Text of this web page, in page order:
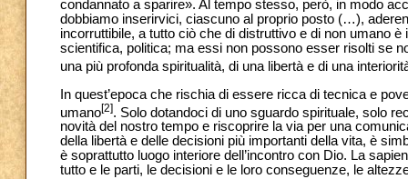
condannato a sparire». Al tempo stesso, però, in modo
dobbiamo inserirvici, ciascuno al proprio posto (…),
incorruttibile, a tutto ciò che di distruttivo e di non umano
scientifica, politica; ma essi non possono esser risolti se
una più profonda spiritualità, di una libertà e di una
In quest’epoca che rischia di essere ricca di tecnica e
umano[2]. Solo dotandoci di uno sguardo spirituale, solo
novità del nostro tempo e riscoprire la via per una
della libertà e delle decisioni più importanti della vita, è
è soprattutto luogo interiore dell’incontro con Dio. La
tutto e le parti, le decisioni e le loro conseguenze, le